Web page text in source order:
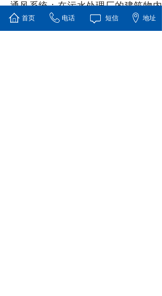
通风系统：在污水处理厂的建筑物内
和处理设施周边，合理设置通风系
统，加强空气流通，降低臭气在局部
首页 电话 短信 地址